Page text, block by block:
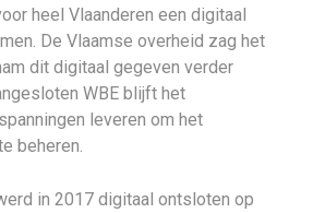
heel Vlaanderen een digitaal
De Vlaamse overheid zag het
dit digitaal gegeven verder
WBE blijft het
leveren om het
beheren.
in 2017 digitaal ontsloten op